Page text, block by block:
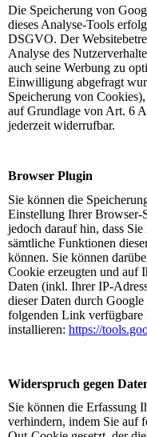
Die Speicherung von
dieses Analyse-Tools
DSGVO. Der
Analyse des
auch seine Werbung zu
Einwilligung abgefragt
Speicherung von
auf Grundlage von Art. 6
jederzeit widerrufbar.
Browser Plugin
Sie können die
Einstellung Ihrer Browser-
jedoch darauf hin, dass
sämtliche Funktionen
können. Sie können
Cookie erzeugten und auf
Daten (inkl. Ihrer IP-
dieser Daten durch
folgenden Link verfügbare
installieren: https://
Widerspruch gegen
Sie können die Erfassung
verhindern, indem Sie auf